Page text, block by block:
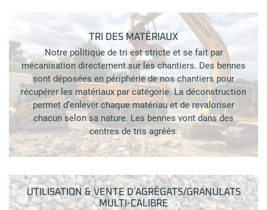
TRI DES MATÉRIAUX
Notre politique de tri est stricte et se fait par
mécanisation directement sur les chantiers. Des bennes
sont déposées en périphérie de nos chantiers pour
récupérer les matériaux par catégorie. La déconstruction
permet d’enlever chaque matériau et de revaloriser
chacun selon sa nature. Les bennes vont dans des
centres de tris agréés.
UTILISATION & VENTE D’AGRÉGATS/GRANULATS
MULTI-CALIBRE